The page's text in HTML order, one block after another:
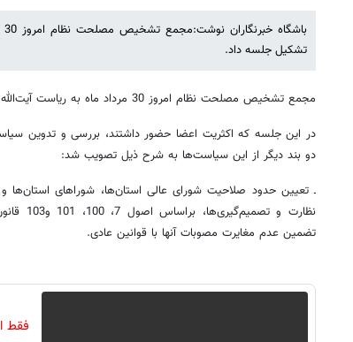
تشکیل جلسه داد.
مجمع تشخیص مصلحت نظام امروز 30 مرداد ماه به ریاست آیت‌الله هاشمی رفسنجانی، تشکیل جلسه داد.
در این جلسه که اکثریت اعضا حضور داشتند، بررسی و تدوین
دو بند دیگر از این سیاست‌ها به شرح ذیل تصویب شد:
ـ تعیین حدود صلاحیت شورای عالی استان‌ها، شوراهای
نظارت
تضمین عدم مغایرت مصوبات آنها با قوانین عادی.